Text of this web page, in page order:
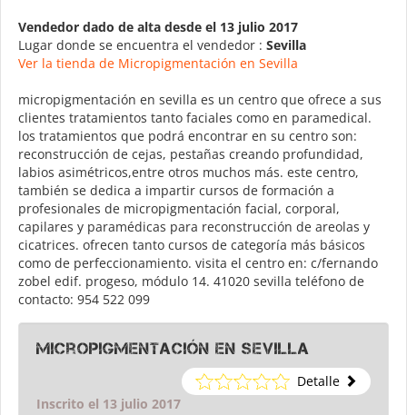
Vendedor dado de alta desde el 13 julio 2017
Lugar donde se encuentra el vendedor : Sevilla
Ver la tienda de Micropigmentación en Sevilla
micropigmentación en sevilla es un centro que ofrece a sus
clientes tratamientos tanto faciales como en paramedical.
los tratamientos que podrá encontrar en su centro son:
reconstrucción de cejas, pestañas creando profundidad,
labios asimétricos,entre otros muchos más. este centro,
también se dedica a impartir cursos de formación a
profesionales de micropigmentación facial, corporal,
capilares y paramédicas para reconstrucción de areolas y
cicatrices. ofrecen tanto cursos de categoría más básicos
como de perfeccionamiento. visita el centro en: c/fernando
zobel edif. progeso, módulo 14. 41020 sevilla teléfono de
contacto: 954 522 099
Micropigmentación en Sevilla
Detalle
Inscrito el 13 julio 2017